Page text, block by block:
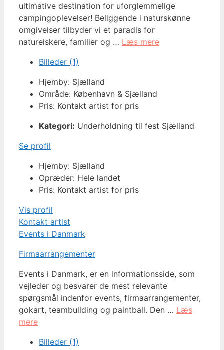
ultimative destination for uforglemmelige
campingoplevelser! Beliggende i naturskønne
omgivelser tilbyder vi et paradis for
naturelskere, familier og … Læs mere
Billeder (1)
Hjemby: Sjælland
Område: København & Sjælland
Pris: Kontakt artist for pris
Kategori: Underholdning til fest Sjælland
Se profil
Hjemby: Sjælland
Opræder: Hele landet
Pris: Kontakt artist for pris
Vis profil
Kontakt artist
Events i Danmark
Firmaarrangementer
Events i Danmark, er en informationsside, som
vejleder og besvarer de mest relevante
spørgsmål indenfor events, firmaarrangementer,
gokart, teambuilding og paintball. Den … Læs
mere
Billeder (1)